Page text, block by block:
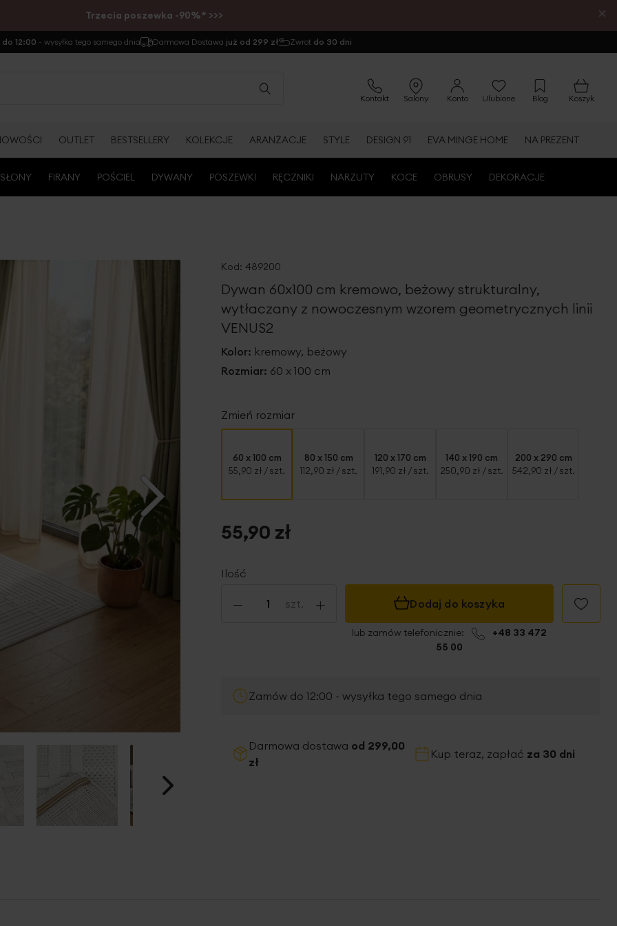
Trzecia poszewka -90%* >>> ×
12:00 - wysyłka tego samego dnia Darmowa Dostawa już od 299 zł Zwrot do 30 dni
Kontakt Salony Konto Ulubione Blog Koszyk
OUTLET BESTSELLERY KOLEKCJE ARANŻACJE STYLE DESIGN 91 EVA MINGE HOME NA PREZENT
FIRANY POŚCIEL DYWANY POSZEWKI RĘCZNIKI NARZUTY KOCE OBRUSY DEKORACJE
Kod: 489200
Dywan 60x100 cm kremowo, beżowy strukturalny,
wytłaczany z nowoczesnym wzorem geometrycznych linii
VENUS2
Kolor: kremowy, beżowy
Rozmiar: 60 x 100 cm
Zmień rozmiar
60 x 100 cm
55,90 zł / szt.
80 x 150 cm
112,90 zł / szt.
120 x 170 cm
191,90 zł / szt.
140 x 190 cm
250,90 zł / szt.
200 x 290 cm
542,90 zł / szt.
Ilość
- szt. +
55,90 zł
Dodaj do koszyka
lub zamów telefonicznie:
+48 33 472
55 00
Zamów do 12:00 - wysyłka tego samego dnia
Darmowa dostawa od 299,00
zł
Kup teraz, zapłać za 30 dni